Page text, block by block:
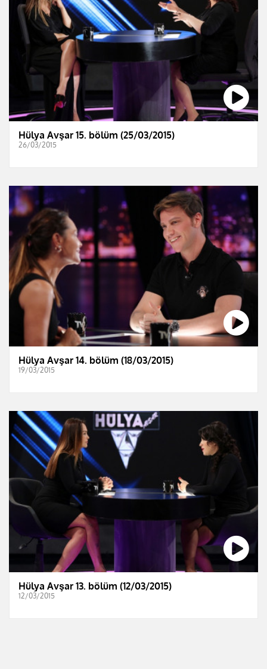
Hülya Avşar 15. bölüm (25/03/2015)
26/03/2015
Hülya Avşar 14. bölüm (18/03/2015)
19/03/2015
Hülya Avşar 13. bölüm (12/03/2015)
12/03/2015